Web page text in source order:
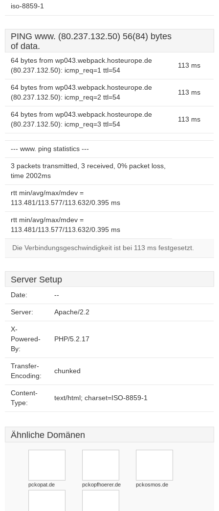
iso-8859-1
PING www. (80.237.132.50) 56(84) bytes
of data.
64 bytes from wp043.webpack.hosteurope.de
(80.237.132.50): icmp_req=1 ttl=54
113 ms
64 bytes from wp043.webpack.hosteurope.de
(80.237.132.50): icmp_req=2 ttl=54
113 ms
64 bytes from wp043.webpack.hosteurope.de
(80.237.132.50): icmp_req=3 ttl=54
113 ms
--- www. ping statistics ---
3 packets transmitted, 3 received, 0% packet loss,
time 2002ms
rtt min/avg/max/mdev =
113.481/113.577/113.632/0.395 ms
rtt min/avg/max/mdev =
113.481/113.577/113.632/0.395 ms
Die Verbindungsgeschwindigkeit ist bei 113 ms festgesetzt.
Server Setup
Date: --
Server: Apache/2.2
X-
Powered-
By:
PHP/5.2.17
Transfer-
Encoding:
chunked
Content-
Type:
text/html; charset=ISO-8859-1
Ähnliche Domänen
pckopat.de pckopfhoerer.de pckosmos.de